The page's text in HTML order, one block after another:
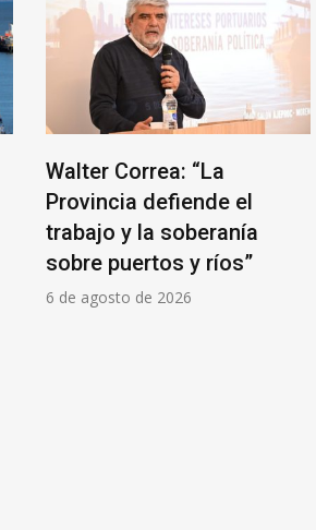
Walter Correa: “La
Provincia defiende el
trabajo y la soberanía
sobre puertos y ríos”
6 de agosto de 2026